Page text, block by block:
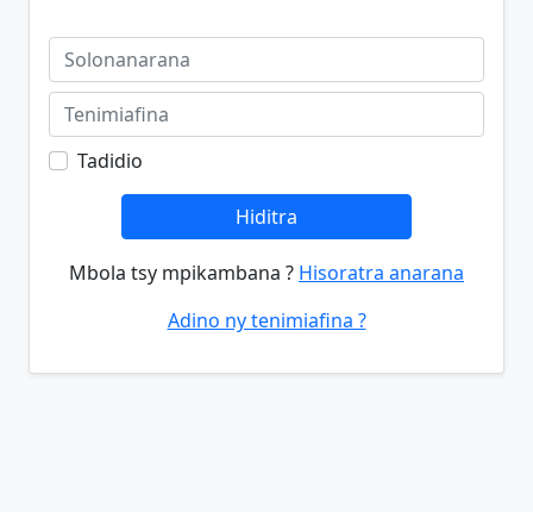
Tadidio
Hiditra
Mbola tsy mpikambana ? Hisoratra anarana
Adino ny tenimiafina ?